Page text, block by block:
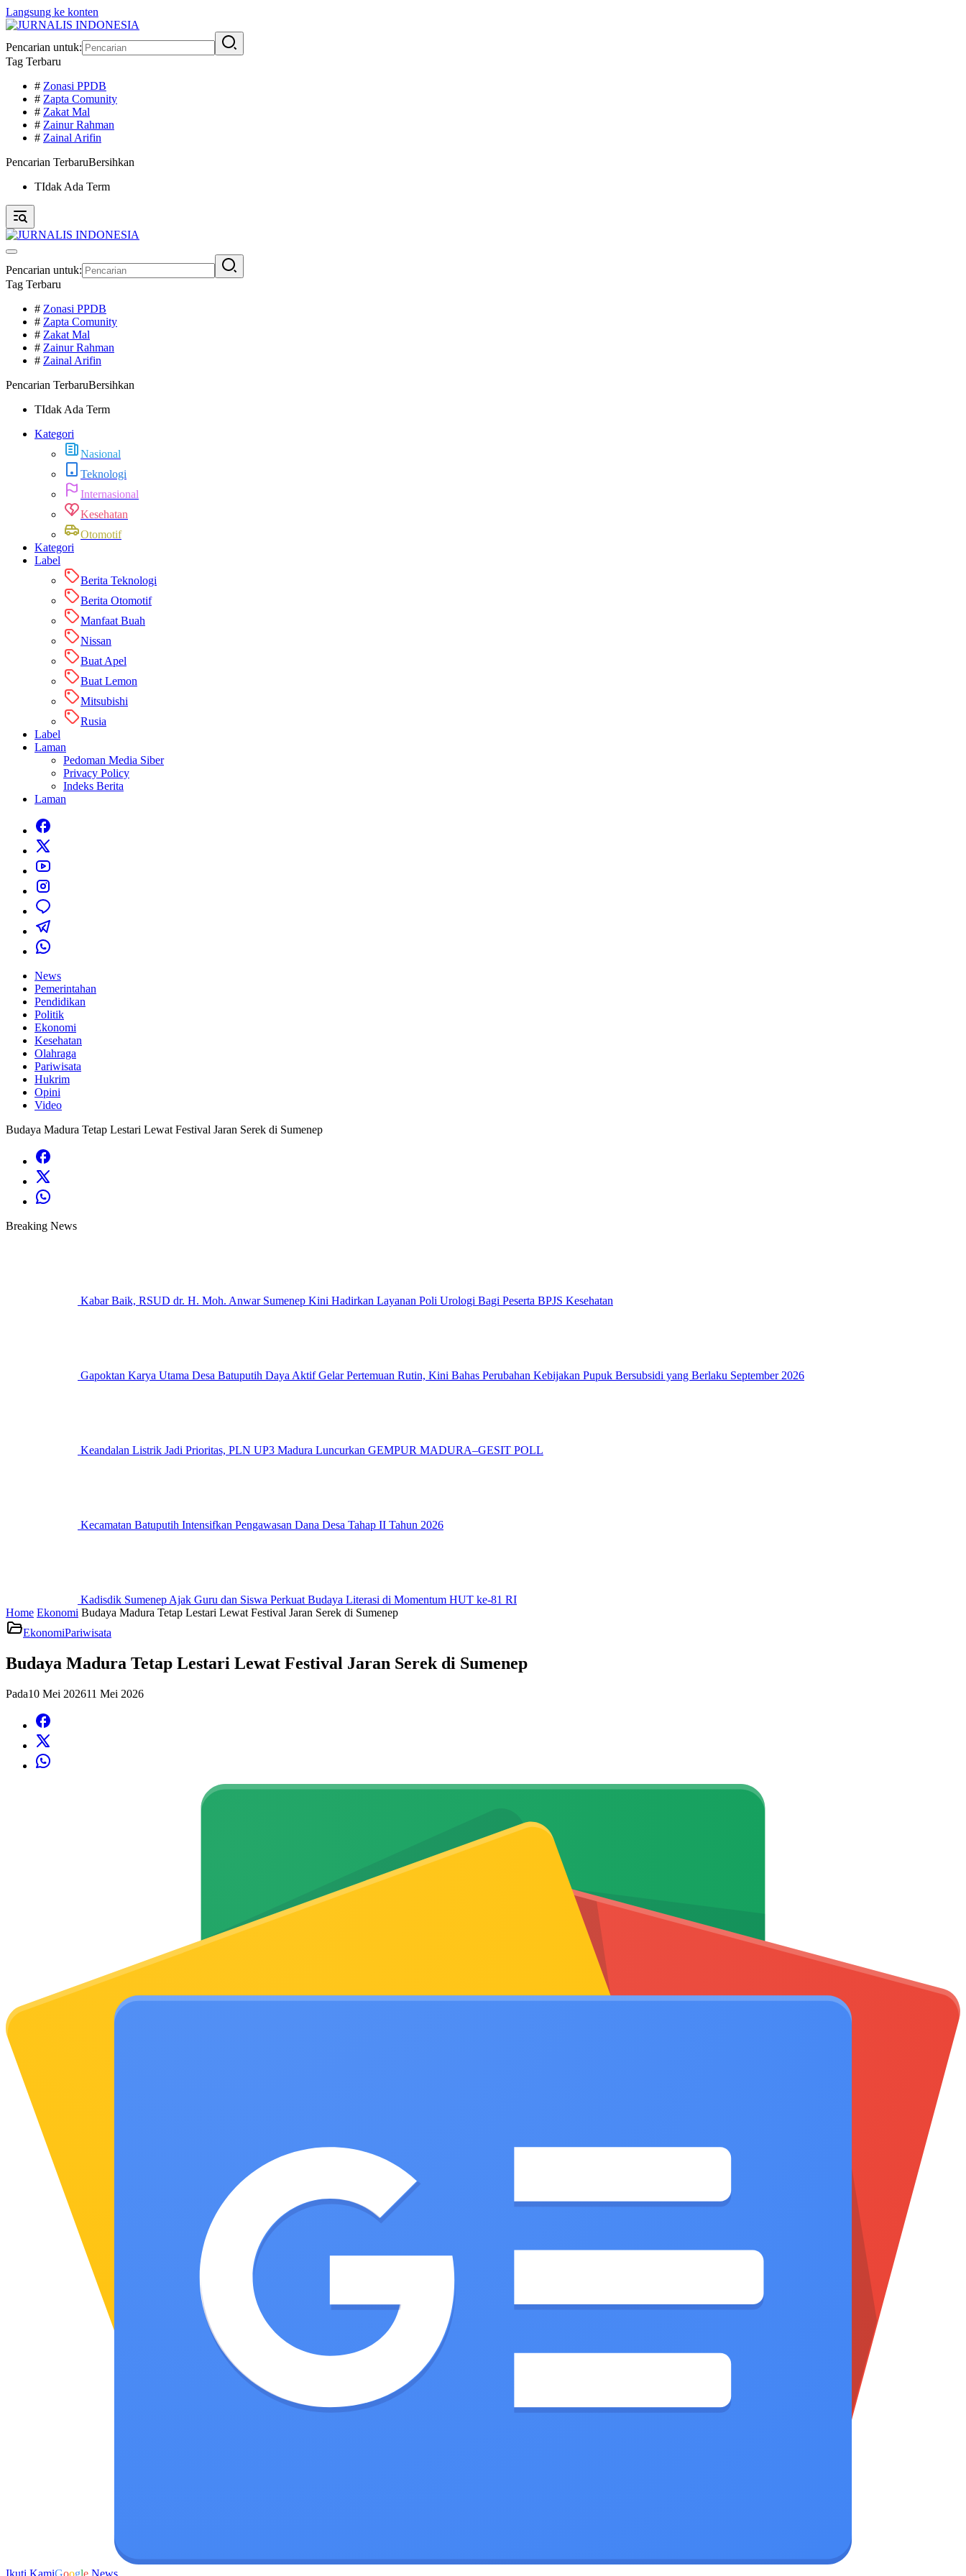
Langsung ke konten
Pencarian untuk:
Tag Terbaru
# Zonasi PPDB
# Zapta Comunity
# Zakat Mal
# Zainur Rahman
# Zainal Arifin
Pencarian TerbaruBersihkan
TIdak Ada Term
Pencarian untuk:
Tag Terbaru
# Zonasi PPDB
# Zapta Comunity
# Zakat Mal
# Zainur Rahman
# Zainal Arifin
Pencarian TerbaruBersihkan
TIdak Ada Term
Kategori
Nasional
Teknologi
Internasional
Kesehatan
Otomotif
Kategori
Label
Berita Teknologi
Berita Otomotif
Manfaat Buah
Nissan
Buat Apel
Buat Lemon
Mitsubishi
Rusia
Label
Laman
Pedoman Media Siber
Privacy Policy
Indeks Berita
Laman
News
Pemerintahan
Pendidikan
Politik
Ekonomi
Kesehatan
Olahraga
Pariwisata
Hukrim
Opini
Video
Budaya Madura Tetap Lestari Lewat Festival Jaran Serek di Sumenep
Breaking News
Kabar Baik, RSUD dr. H. Moh. Anwar Sumenep Kini Hadirkan Layanan Poli Urologi Bagi Peserta BPJS Kesehatan
Gapoktan Karya Utama Desa Batuputih Daya Aktif Gelar Pertemuan Rutin, Kini Bahas Perubahan Kebijakan Pupuk Bersubsidi yang Berlaku September 2026
Keandalan Listrik Jadi Prioritas, PLN UP3 Madura Luncurkan GEMPUR MADURA–GESIT POLL
Kecamatan Batuputih Intensifkan Pengawasan Dana Desa Tahap II Tahun 2026
Kadisdik Sumenep Ajak Guru dan Siswa Perkuat Budaya Literasi di Momentum HUT ke-81 RI
Home Ekonomi Budaya Madura Tetap Lestari Lewat Festival Jaran Serek di Sumenep
EkonomiPariwisata
Budaya Madura Tetap Lestari Lewat Festival Jaran Serek di Sumenep
Pada10 Mei 202611 Mei 2026